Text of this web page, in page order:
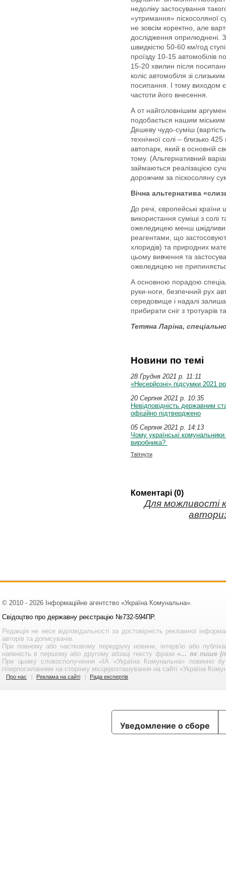
недоліку застосування
«утримання» піскосоляної
не зовсім коректно, але
дослідження оприлюднені.
швидкістю 50-60 км/год
проїзду 10-15 автомобілів
15-20 хвилин після
коліс автомобіля зі
посипання. І тому виходом
частоти його внесення.
А от найголовнішим
подобається нашим міським
Дешеву чудо-суміш
технічної солі – близько
автопарк, який в основній
тому. (Альтернативний
займаються реалізацією
дорожчим за піскосоляну
Вічна альтернатива
До речі, європейські країни
використання суміші з солі
ожеледицею менш
реагентами, що
хлоридів) та природних
цьому вивчення та
ожеледицею не
А основною порадою
руки-ноги, безпечний рух
середовище і надалі
прибирати сніг з тротуарів
Тетяна Ларіна,
Новини по темі
28 Грудня 2021 p. 11:11
«Несерйозні» підсумки 2021
20 Серпня 2021 p. 10:35
Невідповідність державним
офіційно підтверджено
05 Серпня 2021 p. 14:13
Чому українські
виробника?
Твітнути
Коментарі (0)
Для можливості
© 2010 - 2026 Інформаційне агентство «Україна Комунальна».
Свідоцтво про державну реєстрацію №732-594ПР.
Редакція не несе відповідальності за достовірність рекламної
авторів та дописувачів.
При повному або частковому передруку новини, інтерв'ю або
наявність в першому або другому абзаці тексту фрази«... як пише
При цьому словосполучення «ІА «Україна Комунальна» повинно
гіперпосиланням на сторінку місцерозташування на сайті «Україна
Про нас Реклама на сайті Рада експертів
Уведомление о сборе